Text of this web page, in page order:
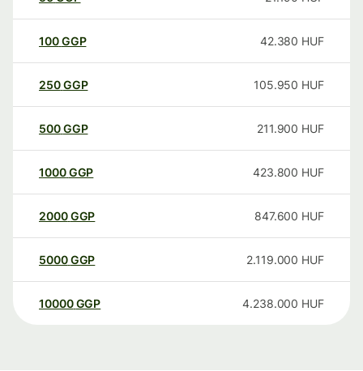
100GGP 42.380 HUF
250GGP 105.950 HUF
500GGP 211.900 HUF
1000GGP 423.800 HUF
2000GGP 847.600 HUF
5000GGP 2.119.000 HUF
10000 GGP 4.238.000 HUF